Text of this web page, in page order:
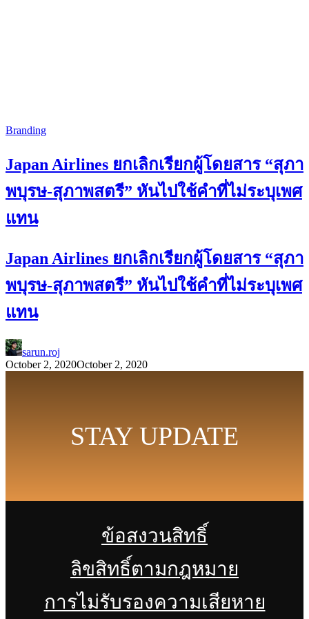
Branding
Japan Airlines ยกเลิกเรียกผู้โดยสาร “สุภา
พบุรษ-สุภาพสตรี” หันไปใช้คำที่ไม่ระบุเพศ
แทน
Japan Airlines ยกเลิกเรียกผู้โดยสาร “สุภา
พบุรษ-สุภาพสตรี” หันไปใช้คำที่ไม่ระบุเพศ
แทน
sarun.roj
October 2, 2020October 2, 2020
STAY UPDATE
ข้อสงวนสิทธิ์
ลิขสิทธิ์ตามกฎหมาย
การไม่รับรองความเสียหาย